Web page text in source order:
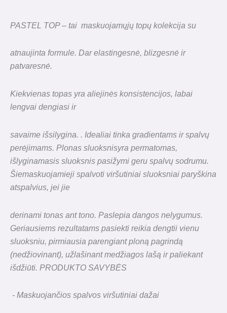
PASTEL TOP – tai maskuojamųjų topų kolekcija su
atnaujinta formule. Dar elastingesnė, blizgesnė ir
patvaresnė.
Kiekvienas topas yra aliejinės konsistencijos, labai
lengvai dengiasi ir
savaime išsilygina. . Idealiai tinka gradientams ir spalvų
perėjimams. Plonas sluoksnisyra permatomas,
išlyginamasis sluoksnis pasižymi geru spalvų sodrumu.
Šiemaskuojamieji spalvoti viršutiniai sluoksniai paryškina
atspalvius, jei jie
derinami tonas ant tono. Paslepia dangos nelygumus.
Geriausiems rezultatams pasiekti reikia dengtii vienu
sluoksniu, pirmiausia parengiant ploną pagrindą
(nedžiovinant), užlašinant medžiagos lašą ir paliekant
išdžiūti. PRODUKTO SAVYBĖS
- Maskuojančios spalvos viršutiniai dažai